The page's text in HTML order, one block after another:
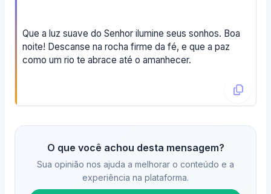
Que a luz suave do Senhor ilumine seus sonhos. Boa
noite! Descanse na rocha firme da fé, e que a paz
como um rio te abrace até o amanhecer.
O que você achou desta mensagem?
Sua opinião nos ajuda a melhorar o conteúdo e a
experiência na plataforma.